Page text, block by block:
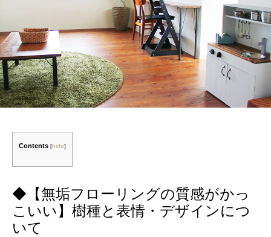
Contents [hide]
◆【無垢フローリングの質感がかっ
こいい】樹種と表情・デザインにつ
いて